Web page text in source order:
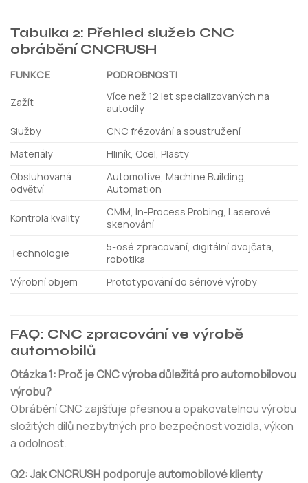
Tabulka 2: Přehled služeb CNC
obrábění CNCRUSH
FUNKCE PODROBNOSTI
Zažít
Více než 12 let specializovaných na
autodíly
Služby
CNC frézování a soustružení
Materiály
Hliník, Ocel, Plasty
Obsluhovaná
odvětví
Automotive, Machine Building,
Automation
Kontrola kvality
CMM, In-Process Probing, Laserové
skenování
Technologie
5-osé zpracování, digitální dvojčata,
robotika
Výrobní objem
Prototypování do sériové výroby
FAQ: CNC zpracování ve výrobě
automobilů
Otázka 1: Proč je CNC výroba důležitá pro automobilovou
výrobu?
Obrábění CNC zajišťuje přesnou a opakovatelnou výrobu
složitých dílů nezbytných pro bezpečnost vozidla, výkon
a odolnost.
Q2: Jak CNCRUSH podporuje automobilové klienty